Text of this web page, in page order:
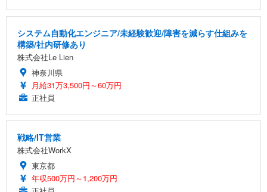
システム自動化エンジニア/未経験歓迎/障害を減らす仕組みを
構築/社内研修あり
株式会社Le Lien
神奈川県
月給31万3,500円～60万円
正社員
戦略/IT営業
株式会社WorkX
東京都
年収500万円～1,200万円